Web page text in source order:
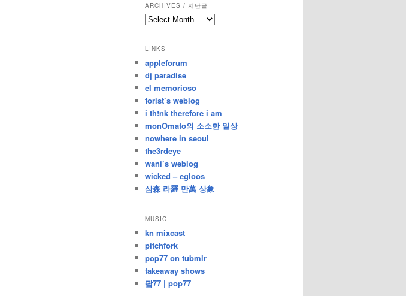
ARCHIVES / 지난글
archives
난
글
LINKS
appleforum
dj paradise
el memorioso
forist’s weblog
i th!nk therefore i am
monOmato의 소소한 일상
nowhere in seoul
the3rdeye
wani’s weblog
wicked – egloos
삼森 라羅 만萬 상象
MUSIC
kn mixcast
pitchfork
pop77 on tubmlr
takeaway shows
팝77 | pop77